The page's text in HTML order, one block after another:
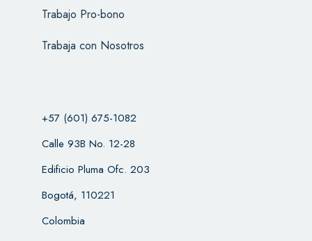
Trabajo Pro-bono
Trabaja con Nosotros
+57 (601) 675-1082
Calle 93B No. 12-28
Edificio Pluma Ofc. 203
Bogotá, 110221
Colombia